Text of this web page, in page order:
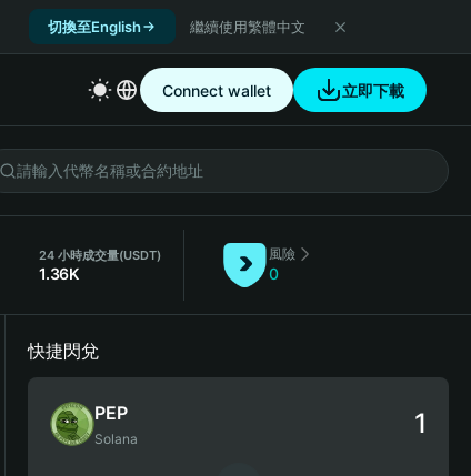
切換至English 繼續使用繁體中文
Connect wallet 立即下載
24 小時成交量(USDT)
1.36K
風險
0
快捷閃兌
PEP
Solana